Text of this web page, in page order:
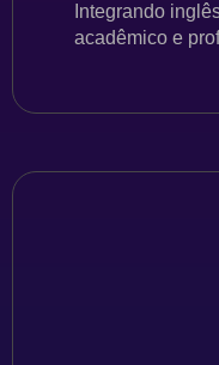
Integrando
acadêmico e